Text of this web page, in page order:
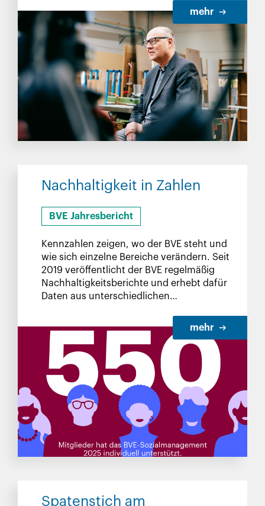
mehr
Nachhaltigkeit in Zahlen
BVE Jahresbericht
Kennzahlen zeigen, wo der BVE steht und
wie sich einzelne Bereiche verändern. Seit
2019 veröffentlicht der BVE regelmäßig
Nachhaltigkeitsberichte und erhebt dafür
Daten aus unterschiedlichen
vor.
mehr
Spatenstich am